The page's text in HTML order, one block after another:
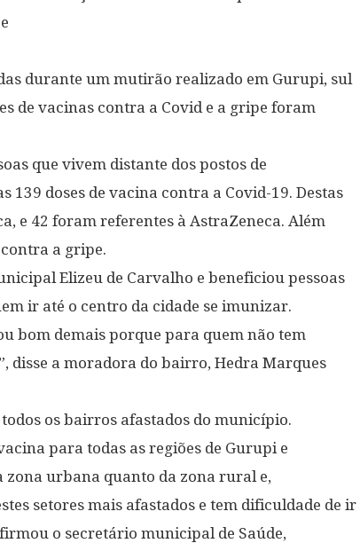
durante um mutirão realizado em Gurupi, sul
de vacinas contra a Covid e a gripe foram
que vivem distante dos postos de
139 doses de vacina contra a Covid-19. Destas
e 42 foram referentes à AstraZeneca. Além
a gripe.
Elizeu de Carvalho e beneficiou pessoas
ir até o centro da cidade se imunizar.
bom demais porque para quem não tem
disse a moradora do bairro, Hedra Marques
os bairros afastados do município.
para todas as regiões de Gurupi e
urbana quanto da zona rural e,
setores mais afastados e tem dificuldade de ir
o secretário municipal de Saúde,